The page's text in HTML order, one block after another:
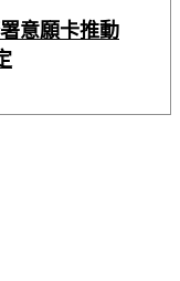
意願卡推動